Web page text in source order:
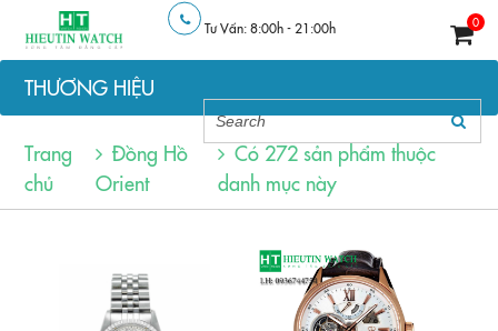
Tư Vấn: 8:00h - 21:00h 0
THƯƠNG HIỆU
Trang
chủ
Đồng Hồ
Orient
Có272 sản phẩmthuộc
danh mục này